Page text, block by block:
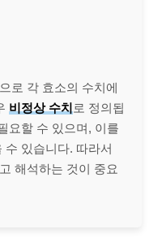
로 각 효소의 수치에
비정상 수치 로 정의됩
요할 수 있으며, 이를
수 있습니다. 따라서
해석하는 것이 중요